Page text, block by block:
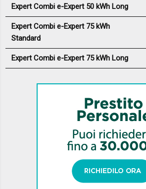
Expert Combi e-Expert 50 kWh Long
Expert Combi e-Expert 75 kWh
Standard
Expert Combi e-Expert 75 kWh Long